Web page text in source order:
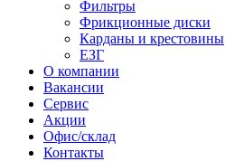
Фильтры
Фрикционные диски
Карданы и крестовины
ЕЗГ
О компании
Вакансии
Сервис
Акции
Офис/склад
Контакты